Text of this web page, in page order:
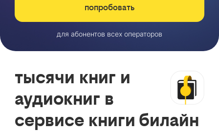
попробовать
для абонентов всех операторов
тысячи книг и
аудиокниг в
сервисе книги билайн